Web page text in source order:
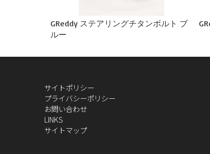
GReddy ステアリングチタンボルト ブ
ルー
サイトポリシー
プライバシーポリシー
お問い合わせ
LINKS
サイトマップ